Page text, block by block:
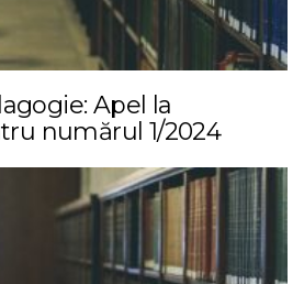
Apel la
numărul 1/2024